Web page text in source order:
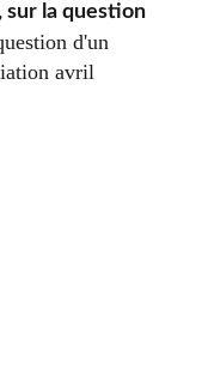
la question
d'un
avril